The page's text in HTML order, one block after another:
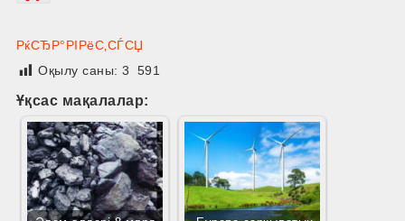
РќСЂР°РІРёС‚СЃСЏ
Оқылу саны:3 591
Ұқсас мақалалар: